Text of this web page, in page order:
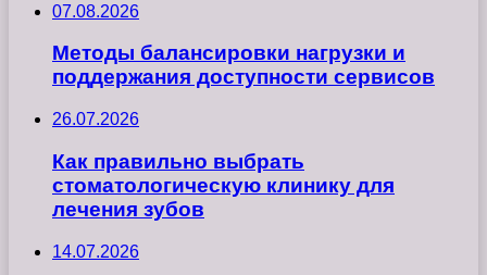
07.08.2026
Методы балансировки нагрузки и
поддержания доступности сервисов
26.07.2026
Как правильно выбрать
стоматологическую клинику для
лечения зубов
14.07.2026